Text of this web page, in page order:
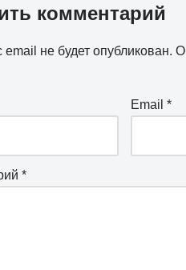
комментарий
не будет опубликован.
Email*
*